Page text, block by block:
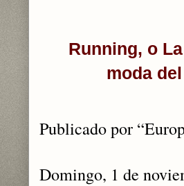
Running, o
moda
Publicado por
Domingo, 1 de